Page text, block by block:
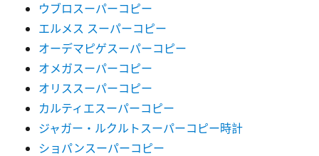
ウブロスーパーコピー
エルメス スーパーコピー
オーデマピゲスーパーコピー
オメガスーパーコピー
オリススーパーコピー
カルティエスーパーコピー
ジャガー・ルクルトスーパーコピー時計
ショパンスーパーコピー